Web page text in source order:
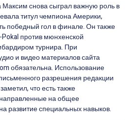
Максим снова сыграл важную роль в
титул чемпиона Америки,
победный гол в финале. Он также
против мюнхенской
турнира. При
и видео материалов сайта
обязательна. Использование
разрешения редакции
что есть также
на общее
развитие специальных навыков.